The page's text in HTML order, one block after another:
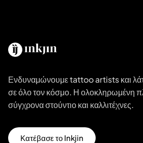
Ενδυναμώνουμε tattoo artists και
σε όλο τον κόσμο. Η ολοκληρωμένη
σύγχρονα στούντιο και καλλιτέχνες.
Κατέβασε το Inkjin